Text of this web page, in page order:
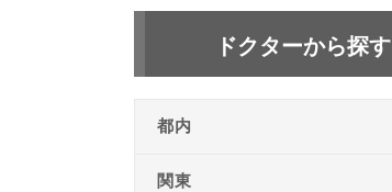
ドクターから探す
都内
関東